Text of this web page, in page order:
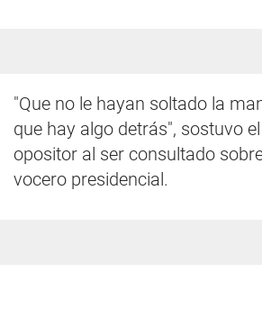
"Que no le hayan soltado la
que hay algo detrás", sostuvo
opositor al ser consultado
vocero presidencial.